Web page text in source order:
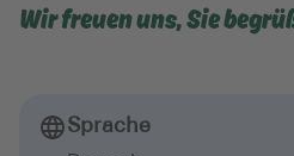
Wir freuen uns, Sie
Sprache